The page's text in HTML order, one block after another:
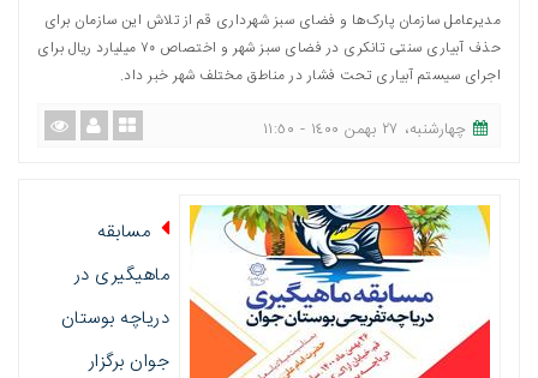
مدیرعامل سازمان پارک‌ها و فضای سبز شهرداری قم از تلاش این سازمان برای
حذف آبیاری سنتی تانکری در فضای سبز شهر و اختصاص ٧٠ میلیارد ریال برای
اجرای سیستم آبیاری تحت فشار در مناطق مختلف شهر خبر داد.
چهارشنبه، ٢٧ بهمن ١٤٠٠ - ١١:٥٠
مسابقه
ماهیگیری در
دریاچه بوستان
جوان برگزار